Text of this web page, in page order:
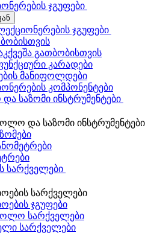
ჯგუფები
ჯგუფები
გათბობისთვის
კარადები
მანიფოლდები
კომპონენტები
საზომი ინსტრუმენტები
და საზომი ინსტრუმენტები
სარქველები
სარქველები
ჯგუფები
სარქველები
სარქველები